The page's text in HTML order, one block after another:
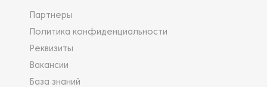
Партнеры
Политика конфиденциальности
Реквизиты
Вакансии
База знаний